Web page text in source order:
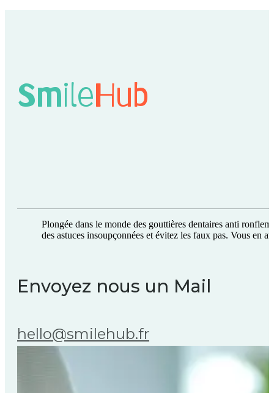
SmileHub
Plongée dans le monde des gouttières dentaires anti
des astuces insoupçonnées et évitez les faux pas. Vous en
Envoyez nous un Mail
hello@smilehub.fr